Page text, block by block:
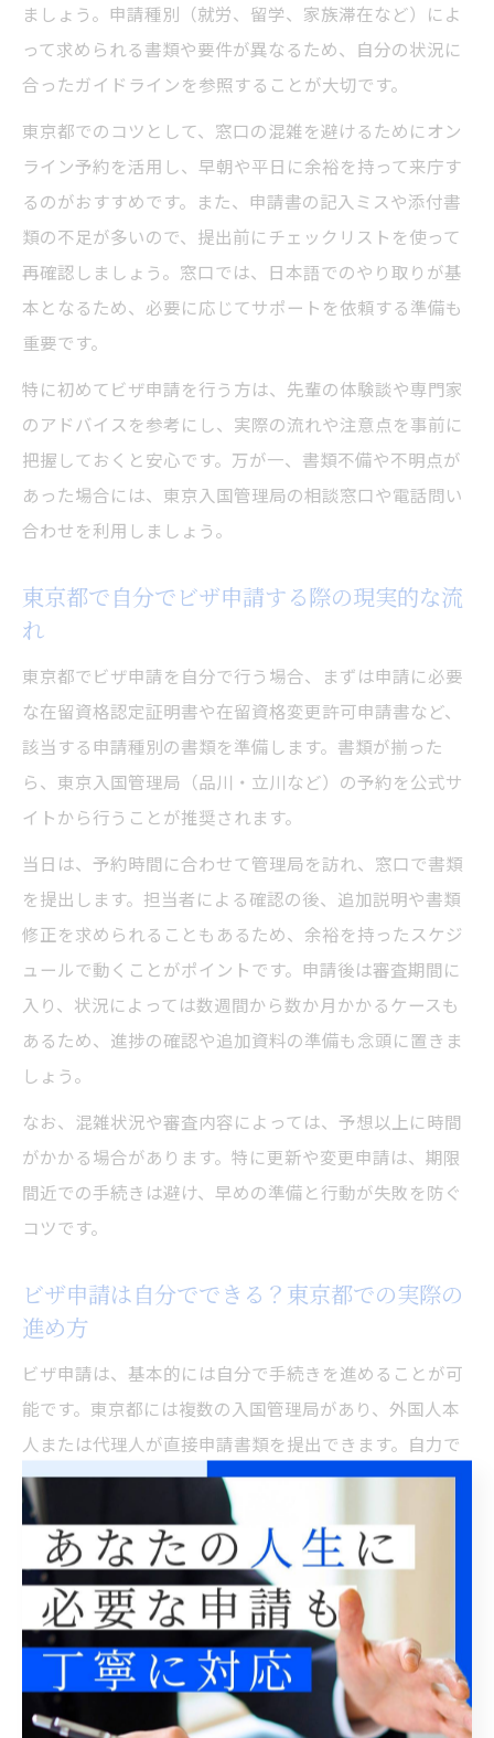
ましょう。申請種別（就労、留学、家族滞在など）によ
って求められる書類や要件が異なるため、自分の状況に
合ったガイドラインを参照することが大切です。
東京都でのコツとして、窓口の混雑を避けるためにオン
ライン予約を活用し、早朝や平日に余裕を持って来庁す
るのがおすすめです。また、申請書の記入ミスや添付書
類の不足が多いので、提出前にチェックリストを使って
再確認しましょう。窓口では、日本語でのやり取りが基
本となるため、必要に応じてサポートを依頼する準備も
重要です。
特に初めてビザ申請を行う方は、先輩の体験談や専門家
のアドバイスを参考にし、実際の流れや注意点を事前に
把握しておくと安心です。万が一、書類不備や不明点が
あった場合には、東京入国管理局の相談窓口や電話問い
合わせを利用しましょう。
東京都で自分でビザ申請する際の現実的な流
れ
東京都でビザ申請を自分で行う場合、まずは申請に必要
な在留資格認定証明書や在留資格変更許可申請書など、
該当する申請種別の書類を準備します。書類が揃った
ら、東京入国管理局（品川・立川など）の予約を公式サ
イトから行うことが推奨されます。
当日は、予約時間に合わせて管理局を訪れ、窓口で書類
を提出します。担当者による確認の後、追加説明や書類
修正を求められることもあるため、余裕を持ったスケジ
ュールで動くことがポイントです。申請後は審査期間に
入り、状況によっては数週間から数か月かかるケースも
あるため、進捗の確認や追加資料の準備も念頭に置きま
しょう。
なお、混雑状況や審査内容によっては、予想以上に時間
がかかる場合があります。特に更新や変更申請は、期限
間近での手続きは避け、早めの準備と行動が失敗を防ぐ
コツです。
ビザ申請は自分でできる？東京都での実際の
進め方
ビザ申請は、基本的には自分で手続きを進めることが可
能です。東京都には複数の入国管理局があり、外国人本
人または代理人が直接申請書類を提出できます。自力で
申請する最大のメリットは費用を抑えられることです
が、書類不備や要件不足による不許可リスクも伴いま
す。
実際の進め方として、まず申請書類を揃え、東京入国管
理局の予約を取り、窓口で提出します。その際、申請内
容や書類の不明点があれば、事前に問い合わせや相談窓
口を利用するのが賢明です。自身の状況に応じて、家族